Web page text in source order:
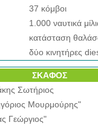
37 κόμβοι
1.000 ναυτικά
κατάσταση
δύο κινητήρες
ΣΚΑΦΟΣ
Σωτήριος
Μουρμούρης"
Γεώργιος"